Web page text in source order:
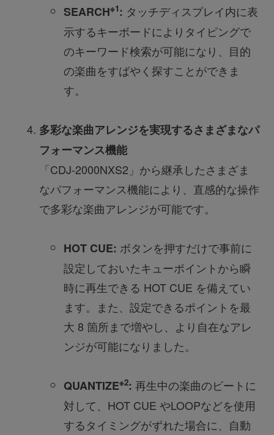
SEARCH※1: タッチディスプレイ内に表
示するキーボードによりタイピングで
のキーワード検索が可能になり、目的
の楽曲をすばやく探すことができま
す。
多彩な楽曲アレンジを実現するさまざまなパ
フォーマンス機能
「CDJ-2000NXS2」から継承したさまざま
なパフォーマンス機能により、直感的な操作
で多彩な楽曲アレンジが可能です。
HOT CUE: ボタンを押すだけで事前に
設定しておいたキューポイントから瞬
時に再生できる HOT CUE を備えてい
ます。また、設定できるポイントを最
大 8 箇所まで増やし、より自在なアレ
ンジが可能になりました。
QUANTIZE※2: 再生中の楽曲のビートに
対して、HOT CUE やLOOPなどを使用
するタイミングがずれた場合に、自動